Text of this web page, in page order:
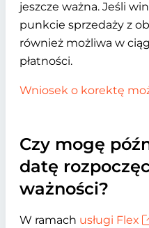
jeszcze ważna. Jeśli
punkcie sprzedaży z
również możliwa w
płatności.
Wniosek o korektę
Czy mogę
datę
ważności?
W ramach usługi Flex